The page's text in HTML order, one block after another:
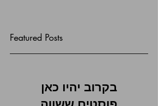
Featured Posts
בקרוב יהיו כאן